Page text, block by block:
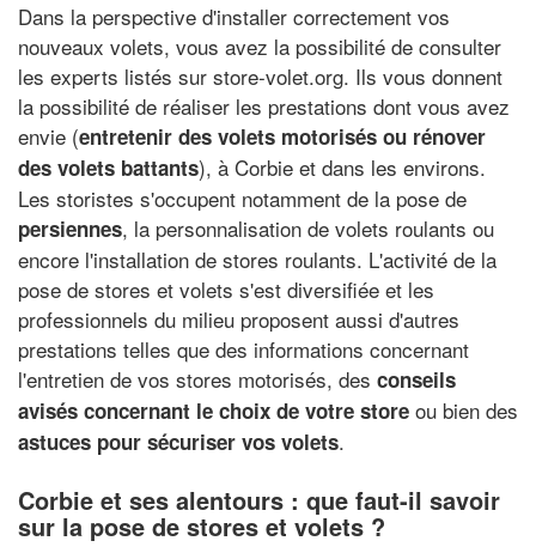
Dans la perspective d'installer correctement vos
nouveaux volets, vous avez la possibilité de consulter
les experts listés sur store-volet.org. Ils vous donnent
la possibilité de réaliser les prestations dont vous avez
envie (entretenir des volets motorisés ou rénover
des volets battants), à Corbie et dans les environs.
Les storistes s'occupent notamment de la pose de
persiennes, la personnalisation de volets roulants ou
encore l'installation de stores roulants. L'activité de la
pose de stores et volets s'est diversifiée et les
professionnels du milieu proposent aussi d'autres
prestations telles que des informations concernant
l'entretien de vos stores motorisés, des conseils
avisés concernant le choix de votre store ou bien des
astuces pour sécuriser vos volets.
Corbie et ses alentours : que faut-il savoir
sur la pose de stores et volets ?